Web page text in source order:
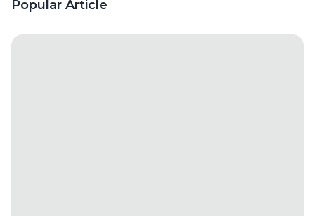
dari Masa ke
Popular Article